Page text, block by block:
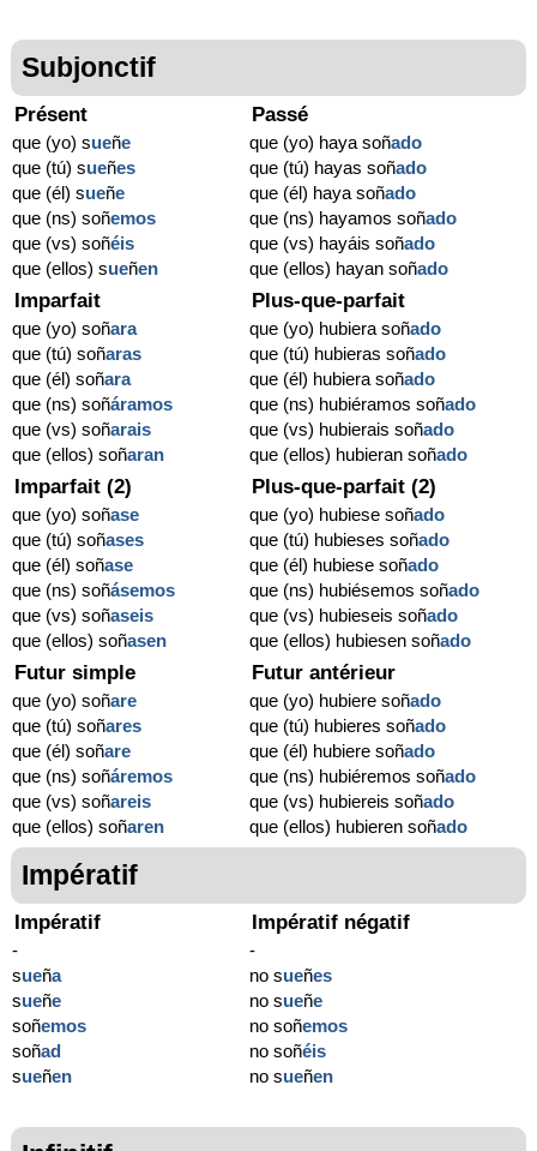
Subjonctif
Présent
que (yo) sueñe
que (tú) sueñes
que (él) sueñe
que (ns) soñemos
que (vs) soñéis
que (ellos) sueñen
Passé
que (yo) haya soñado
que (tú) hayas soñado
que (él) haya soñado
que (ns) hayamos soñado
que (vs) hayáis soñado
que (ellos) hayan soñado
Imparfait
que (yo) soñara
que (tú) soñaras
que (él) soñara
que (ns) soñáramos
que (vs) soñarais
que (ellos) soñaran
Plus-que-parfait
que (yo) hubiera soñado
que (tú) hubieras soñado
que (él) hubiera soñado
que (ns) hubiéramos soñado
que (vs) hubierais soñado
que (ellos) hubieran soñado
Imparfait (2)
que (yo) soñase
que (tú) soñases
que (él) soñase
que (ns) soñásemos
que (vs) soñaseis
que (ellos) soñasen
Plus-que-parfait (2)
que (yo) hubiese soñado
que (tú) hubieses soñado
que (él) hubiese soñado
que (ns) hubiésemos soñado
que (vs) hubieseis soñado
que (ellos) hubiesen soñado
Futur simple
que (yo) soñare
que (tú) soñares
que (él) soñare
que (ns) soñáremos
que (vs) soñareis
que (ellos) soñaren
Futur antérieur
que (yo) hubiere soñado
que (tú) hubieres soñado
que (él) hubiere soñado
que (ns) hubiéremos soñado
que (vs) hubiereis soñado
que (ellos) hubieren soñado
Impératif
Impératif
-
sueña
sueñe
soñemos
soñad
sueñen
Impératif négatif
-
no sueñes
no sueñe
no soñemos
no soñéis
no sueñen